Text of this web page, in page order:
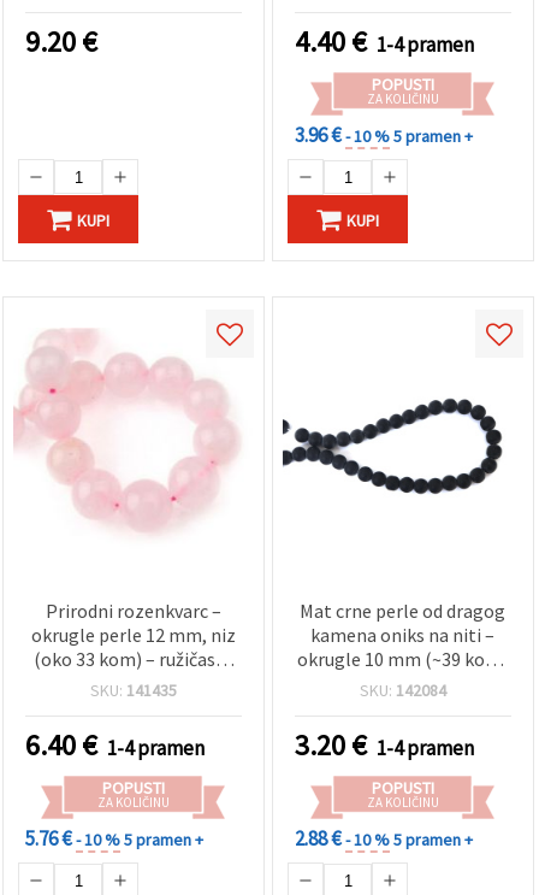
9.20€
KUPI
4.40€ 1-4 pramen
POPUSTI
ZA KOLIČINU
3.96 €- 10 %5 pramen +
KUPI
Prirodni rozenkvarc –
okrugle perle 12 mm, niz
(oko 33 kom) – ružičaste
perle od poludragog
narukvica i ogrlica, DIY
nakit i pribor za perlanje
SKU: 141435
6.40€ 1-4 pramen
POPUSTI
ZA KOLIČINU
5.76 €- 10 %5 pramen +
Mat crne perle od dragog
kamena oniks na niti –
okrugle 10 mm (~39 kom)
za statement i moderni
SKU: 142084
3.20€ 1-4 pramen
POPUSTI
ZA KOLIČINU
2.88 €- 10 %5 pramen +